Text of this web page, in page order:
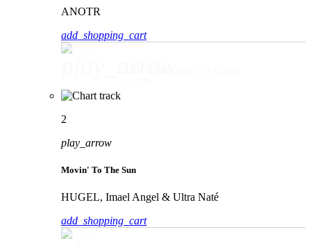
ANOTR
add_shopping_cart
2
play_arrow
Movin' To The Sun
HUGEL, Imael Angel & Ultra Naté
add_shopping_cart